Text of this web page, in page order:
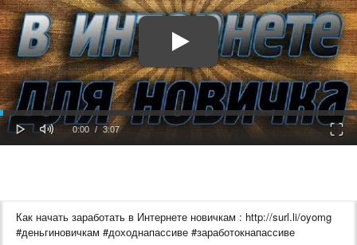
Play Mute
Current
0:00 / Duration
3:07
Как начать заработать в Интернете новичкам : http://surl.li/oyomg
#деньгиновичкам #доходнапассиве #заработокнапассиве